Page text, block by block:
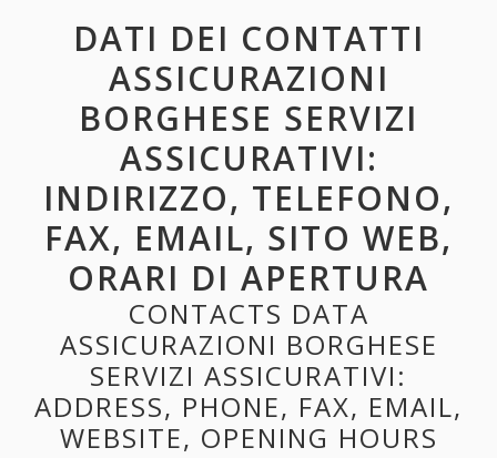
DATI DEI CONTATTI
ASSICURAZIONI
BORGHESE SERVIZI
ASSICURATIVI:
INDIRIZZO, TELEFONO,
FAX, EMAIL, SITO WEB,
ORARI DI APERTURA
CONTACTS DATA
ASSICURAZIONI BORGHESE
SERVIZI ASSICURATIVI:
ADDRESS, PHONE, FAX, EMAIL,
WEBSITE, OPENING HOURS